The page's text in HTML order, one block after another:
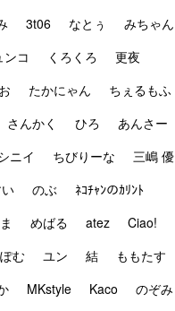
3t06 なとぅ
みちゃん
ンコ
くろくろ
更夜
たかにゃん
ちぇるもふ
さんかく ひろ
あんさー
ニイ ちびりーな
三嶋 優
のぶ
ﾈｺﾁｬﾝのｶﾘﾝﾄ
めばる atez
Ciao!
ぽむ ユン 結
ももたす
MKstyle Kaco
のぞみ